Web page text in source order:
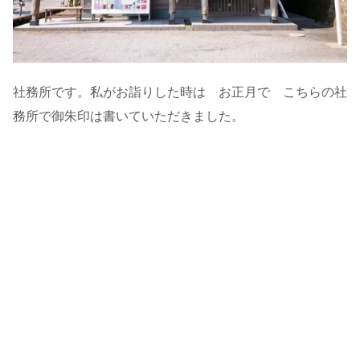
社務所です。私がお詣りした時は お正月で こちらの社
務所で御朱印は書いていただきました。